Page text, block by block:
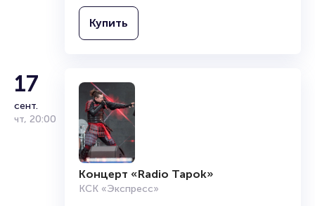
Купить
17
сент.
чт, 20:00
Концерт «Radio Tapok»
КСК «Экспресс»